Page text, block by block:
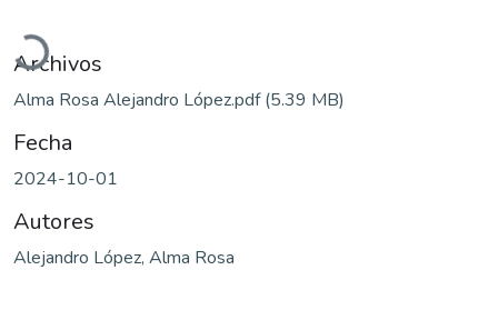
Cargando...
Archivos
Alma Rosa Alejandro López.pdf(5.39 MB)
Fecha
2024-10-01
Autores
Alejandro López, Alma Rosa